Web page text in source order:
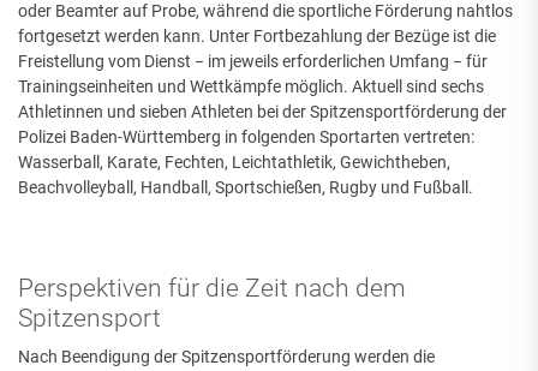
oder Beamter auf Probe, während die sportliche Förderung nahtlos
fortgesetzt werden kann. Unter Fortbezahlung der Bezüge ist die
Freistellung vom Dienst − im jeweils erforderlichen Umfang − für
Trainingseinheiten und Wettkämpfe möglich. Aktuell sind sechs
Athletinnen und sieben Athleten bei der Spitzensportförderung der
Polizei Baden-Württemberg in folgenden Sportarten vertreten:
Wasserball, Karate, Fechten, Leichtathletik, Gewichtheben,
Beachvolleyball, Handball, Sportschießen, Rugby und Fußball.
Perspektiven für die Zeit nach dem
Spitzensport
Nach Beendigung der Spitzensportförderung werden die